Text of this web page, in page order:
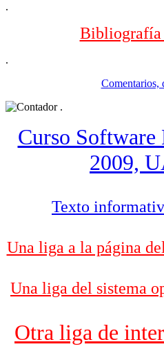
.
Bibliografía
.
Comentarios,
.
Curso
2009,
Texto
Una liga a la página
Una liga del sistema
Otra liga de